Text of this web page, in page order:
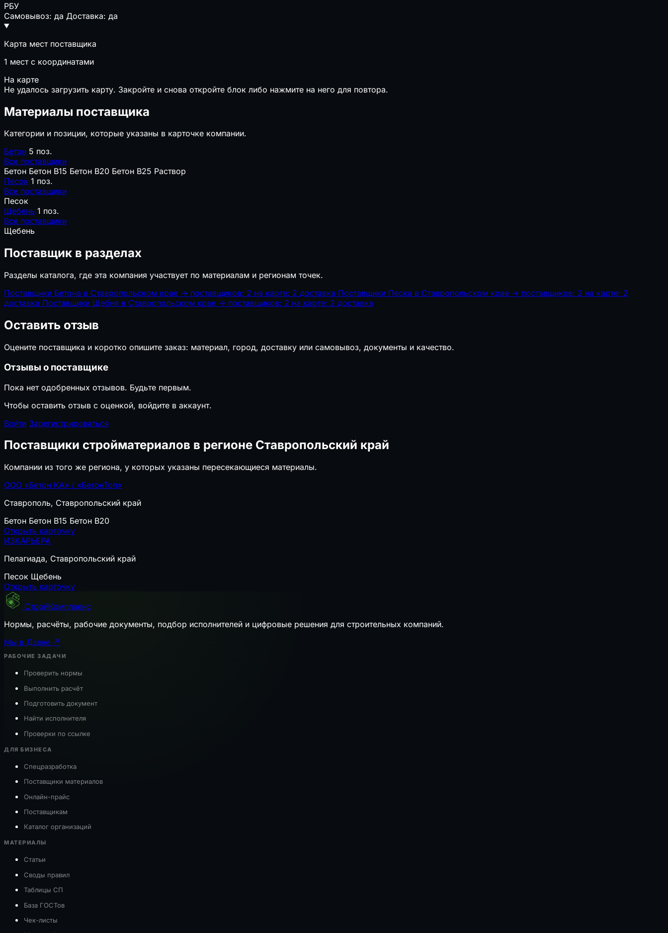
РБУ
Самовывоз: да Доставка: да
Карта мест поставщика
1 мест с координатами
На карте
Не удалось загрузить карту. Закройте и снова откройте блок либо нажмите на него для повтора.
Материалы поставщика
Категории и позиции, которые указаны в карточке компании.
Бетон 5 поз.
Все поставщики
Бетон Бетон B15 Бетон B20 Бетон B25 Раствор
Песок 1 поз.
Все поставщики
Песок
Щебень 1 поз.
Все поставщики
Щебень
Поставщик в разделах
Разделы каталога, где эта компания участвует по материалам и регионам точек.
Поставщики Бетона в Ставропольском крае → поставщиков: 2 на карте: 2 доставка Поставщики Песка в Ставропольском крае → поставщиков: 2 на карте: 2
доставка Поставщики Щебня в Ставропольском крае → поставщиков: 2 на карте: 2 доставка
Оставить отзыв
Оцените поставщика и коротко опишите заказ: материал, город, доставку или самовывоз, документы и качество.
Отзывы о поставщике
Пока нет одобренных отзывов. Будьте первым.
Чтобы оставить отзыв с оценкой, войдите в аккаунт.
Войти Зарегистрироваться
Поставщики стройматериалов в регионе Ставропольский край
Компании из того же региона, у которых указаны пересекающиеся материалы.
ООО «Бетон КА» / «БетонТоп»
Ставрополь, Ставропольский край
Бетон Бетон B15 Бетон B20
Открыть карточку
ИЗКАРЬЕРА
Пелагиада, Ставропольский край
Песок Щебень
Открыть карточку
СтройКомплаенс
Нормы, расчёты, рабочие документы, подбор исполнителей и цифровые решения для строительных компаний.
Мы в Дзене ↗
РАБОЧИЕ ЗАДАЧИ
Проверить нормы
Выполнить расчёт
Подготовить документ
Найти исполнителя
Проверки по ссылке
ДЛЯ БИЗНЕСА
Спецразработка
Поставщики материалов
Онлайн-прайс
Поставщикам
Каталог организаций
МАТЕРИАЛЫ
Статьи
Своды правил
Таблицы СП
База ГОСТов
Чек-листы